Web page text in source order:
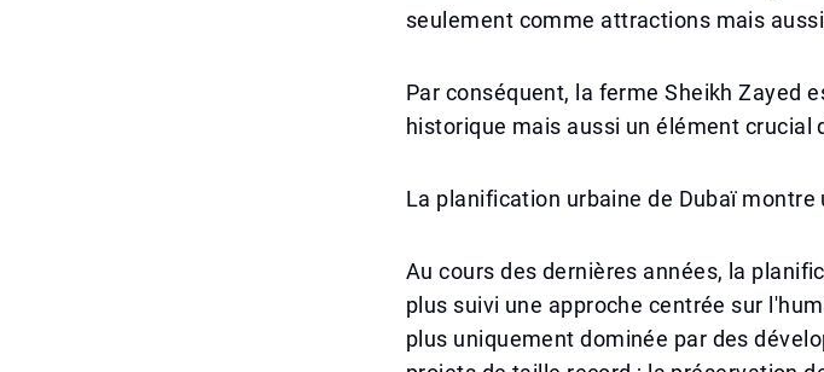
seulement comme attractions mais
Par conséquent, la ferme Sheikh Zayed
historique mais aussi un élément crucial
La planification urbaine de Dubaï
Au cours des dernières années, la
plus suivi une approche centrée sur
plus uniquement dominée par des